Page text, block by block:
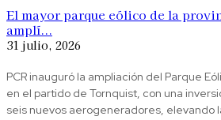
El mayor parque eólico de la
amplí...
31 julio, 2026
PCR inauguró la ampliación del Parque
en el partido de Tornquist, con una
seis nuevos aerogeneradores, elevando